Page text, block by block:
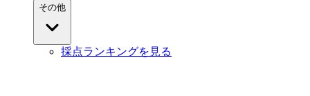
その他
採点ランキングを見る